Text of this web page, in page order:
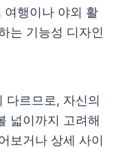
여행이나 야외 활
는 기능성 디자인
다르므로, 자신의
넓이까지 고려해
보거나 상세 사이